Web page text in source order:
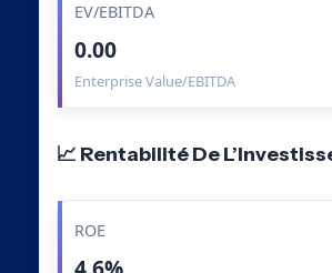
EV/EBITDA
0.00
Enterprise Value/EBITDA
📈 Rentabilité De
ROE